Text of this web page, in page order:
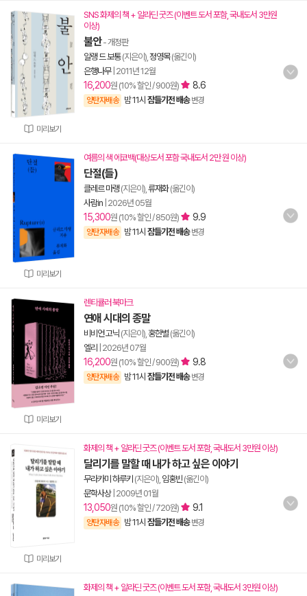
미리보기
SNS 화제의 책 + 알라딘 굿즈 (이벤트 도서 포함, 국내도서 3만원
이상)
불안- 개정판
알랭 드 보통(지은이), 정영목(옮긴이)
은행나무| 2011년 12월
16,200원 (10% 할인 / 900원) 8.6
양탄자배송 밤 11시 잠들기전 배송 변경
미리보기
여름의 색 에코백(대상도서 포함 국내도서 2만 원 이상)
단절(들)
클레르 마랭(지은이), 류재화(옮긴이)
사람in 2026년 05월
15,300원 (10% 할인 / 850원) 9.9
양탄자배송 밤 11시 잠들기전 배송 변경
미리보기
렌티큘러 북마크
연애 시대의 종말
비비언 고닉 (지은이), 홍한별 (옮긴이)
엘리
2026년 07월
16,200원 (10% 할인 / 900원) 9.8
양탄자배송 밤 11시 잠들기전 배송 변경
미리보기
화제의 책 + 알라딘 굿즈 (이벤트 도서 포함, 국내도서 3만원 이상)
달리기를 말할 때 내가 하고 싶은 이야기
무라카미 하루키 (지은이), 임홍빈 (옮긴이)
문학사상| 2009년 01월
13,050원 (10% 할인 / 720원) 9.1
양탄자배송 밤 11시 잠들기전 배송 변경
화제의 책 + 알라딘 굿즈 (이벤트 도서 포함, 국내도서 3만원 이상)